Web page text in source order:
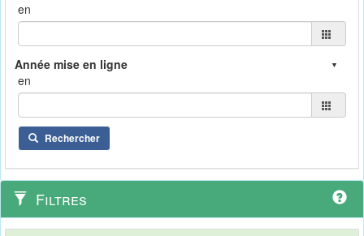
en
en
Rechercher
Filtres